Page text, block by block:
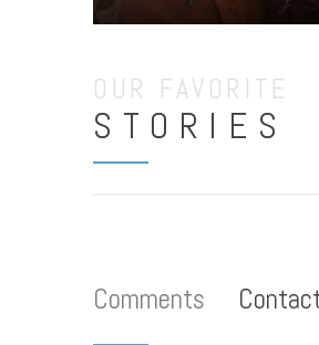
OUR FAVORITE
STORIES
Comments